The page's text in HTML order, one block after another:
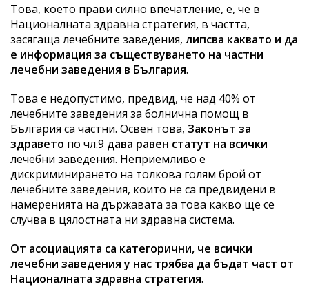
Това, което прави силно впечатление, е, че в
Националната здравна стратегия, в частта,
засягаща лечебните заведения, липсва каквато и да
е информация за съществуването на частни
лечебни заведения в България.
Това е недопустимо, предвид, че над 40% от
лечебните заведения за болнична помощ в
България са частни. Освен това, Законът за
здравето по чл.9 дава равен статут на всички
лечебни заведения. Неприемливо е
дискриминирането на толкова голям брой от
лечебните заведения, които не са предвидени в
намеренията на държавата за това какво ще се
случва в цялостната ни здравна система.
От асоциацията са категорични, че всички
лечебни заведения у нас трябва да бъдат част от
Националната здравна стратегия.